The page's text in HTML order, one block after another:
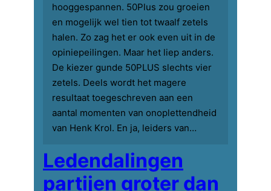
hooggespannen. 50Plus zou groeien
en mogelijk wel tien tot twaalf zetels
halen. Zo zag het er ook even uit in de
opiniepeilingen. Maar het liep anders.
De kiezer gunde 50PLUS slechts vier
zetels. Deels wordt het magere
resultaat toegeschreven aan een
aantal momenten van onoplettendheid
van Henk Krol. En ja, leiders van…
Ledendalingen
partijen groter dan